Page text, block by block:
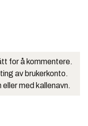
for å kommentere.
av brukerkonto.
med kallenavn.